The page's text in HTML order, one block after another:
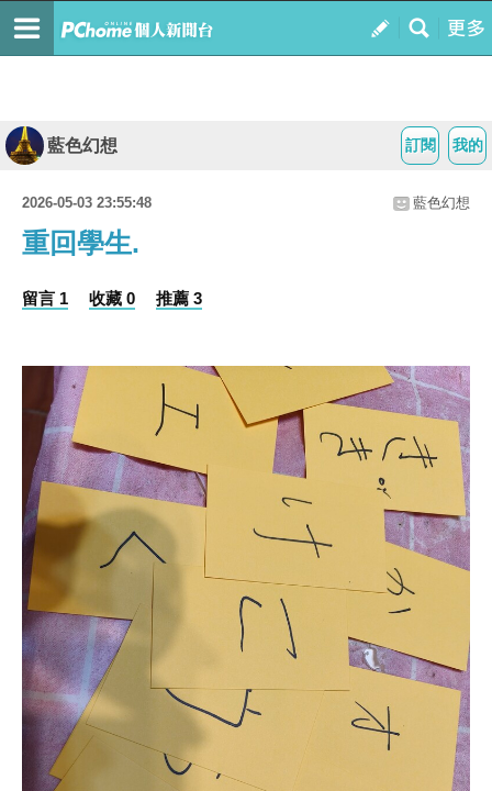
我的
訂閱
藍色幻想
2026-05-03 23:55:48 藍色幻想
重回學生.
留言 1 收藏 0 推薦 3